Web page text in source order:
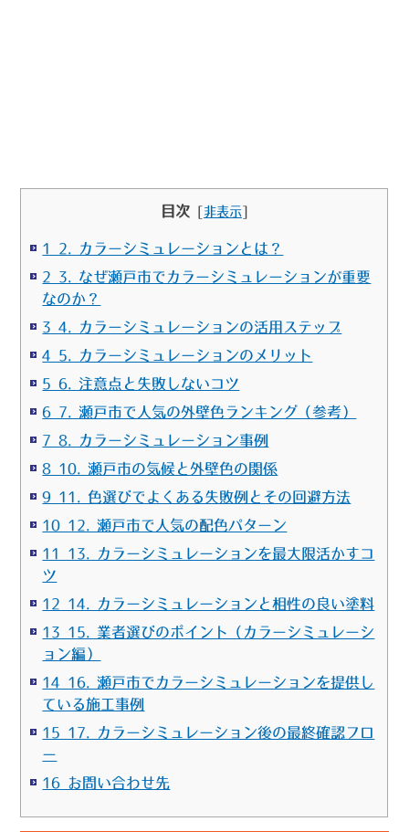
目次 非表示]
1 2. カラーシミュレーションとは？
2 3. なぜ瀬戸市でカラーシミュレーションが重要
なのか？
3 4. カラーシミュレーションの活用ステップ
4 5. カラーシミュレーションのメリット
5 6. 注意点と失敗しないコツ
6 7. 瀬戸市で人気の外壁色ランキング（参考）
7 8. カラーシミュレーション事例
8 10. 瀬戸市の気候と外壁色の関係
9 11. 色選びでよくある失敗例とその回避方法
10 12. 瀬戸市で人気の配色パターン
11 13. カラーシミュレーションを最大限活かすコ
ツ
12 14. カラーシミュレーションと相性の良い塗料
13 15. 業者選びのポイント（カラーシミュレーシ
ョン編）
14 16. 瀬戸市でカラーシミュレーションを提供し
ている施工事例
15 17. カラーシミュレーション後の最終確認フロ
ー
16 お問い合わせ先